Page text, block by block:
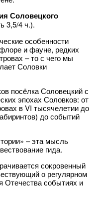
Соловецкого
3,5/4 ч.).
особенности
и фауне, редких
– то с чего мы
Соловки
посёлка Соловецкий с
эпохах Соловков: от
в VI тысячелетии до
до событий
– эта мысль
гида.
сокровенный
о регулярном
Отечества событиях и